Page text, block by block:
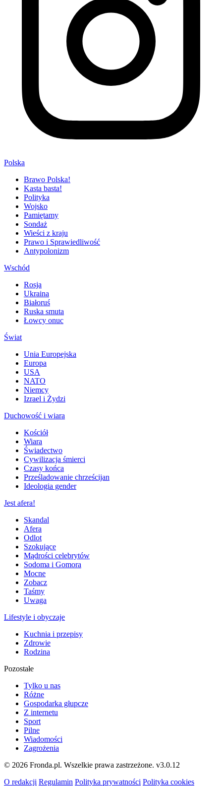
Polska
Brawo Polska!
Kasta basta!
Polityka
Wojsko
Pamiętamy
Sondaż
Wieści z kraju
Prawo i Sprawiedliwość
Antypolonizm
Wschód
Rosja
Ukraina
Białoruś
Ruska smuta
Łowcy onuc
Świat
Unia Europejska
Europa
USA
NATO
Niemcy
Izrael i Żydzi
Duchowość i wiara
Kościół
Wiara
Świadectwo
Cywilizacja śmierci
Czasy końca
Prześladowanie chrześcijan
Ideologia gender
Jest afera!
Skandal
Afera
Odlot
Szokujące
Mądrości celebrytów
Sodoma i Gomora
Mocne
Zobacz
Taśmy
Uwaga
Lifestyle i obyczaje
Kuchnia i przepisy
Zdrowie
Rodzina
Pozostałe
Tylko u nas
Różne
Gospodarka głupcze
Z internetu
Sport
Pilne
Wiadomości
Zagrożenia
© 2026 Fronda.pl. Wszelkie prawa zastrzeżone. v3.0.12
O redakcji Regulamin Polityka prywatności Polityka cookies